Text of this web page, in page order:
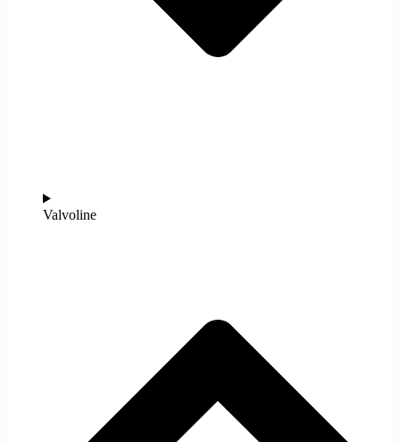
Valvoline